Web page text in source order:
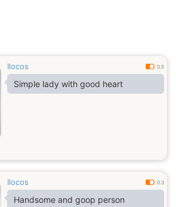
Ilocos 0.5
Simple lady with good heart
Ilocos 0.3
Handsome and goop person